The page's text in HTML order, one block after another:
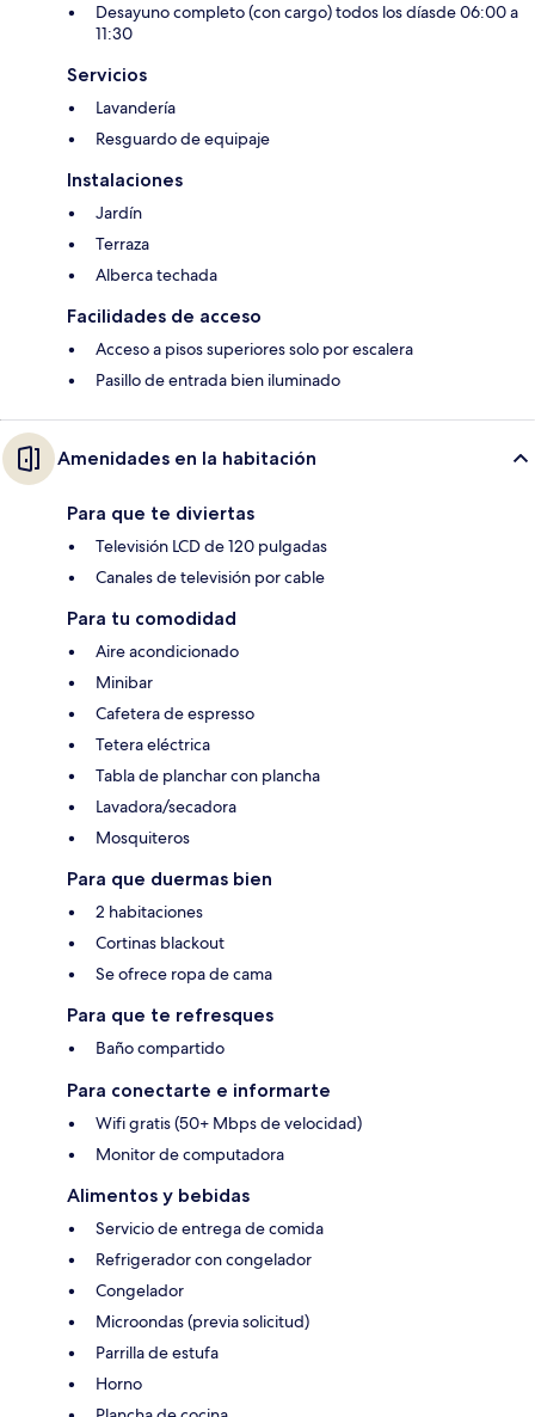
Desayuno completo (con cargo) todos los díasde 06:00 a
11:30
Servicios
Lavandería
Resguardo de equipaje
Instalaciones
Jardín
Terraza
Alberca techada
Facilidades de acceso
Acceso a pisos superiores solo por escalera
Pasillo de entrada bien iluminado
Amenidades en la habitación
Para que te diviertas
Televisión LCD de 120 pulgadas
Canales de televisión por cable
Para tu comodidad
Aire acondicionado
Minibar
Cafetera de espresso
Tetera eléctrica
Tabla de planchar con plancha
Lavadora/secadora
Mosquiteros
Para que duermas bien
2 habitaciones
Cortinas blackout
Se ofrece ropa de cama
Para que te refresques
Baño compartido
Para conectarte e informarte
Wifi gratis (50+ Mbps de velocidad)
Monitor de computadora
Alimentos y bebidas
Servicio de entrega de comida
Refrigerador con congelador
Congelador
Microondas (previa solicitud)
Parrilla de estufa
Horno